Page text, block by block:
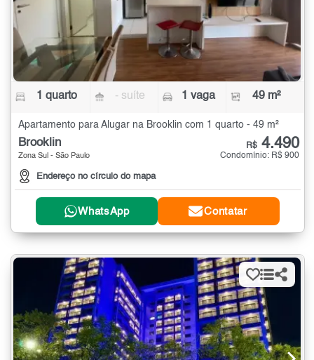
1 quarto - suíte 1 vaga 49 m²
Apartamento para Alugar na Brooklin com 1 quarto - 49 m²
Brooklin
Zona Sul - São Paulo
Endereço no círculo do mapa
R$ 4.490
Condomínio: R$ 900
WhatsApp Contatar